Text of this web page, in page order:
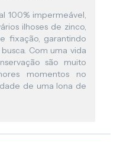
100% impermeável,
ilhoses de zinco,
fixação, garantindo
Com uma vida
são muito
momentos no
de uma lona de